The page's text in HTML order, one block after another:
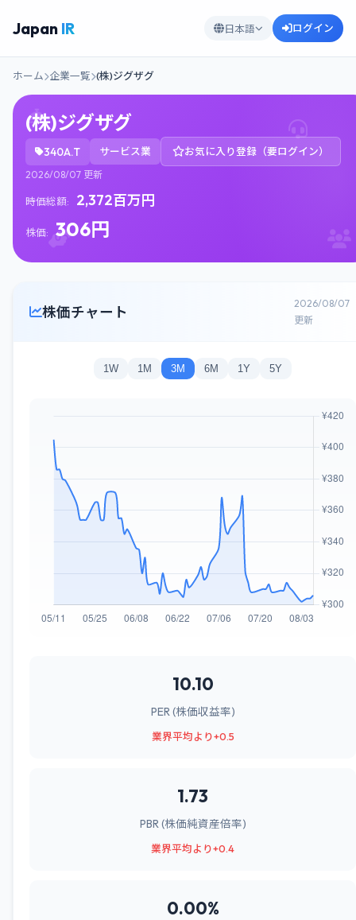
Japan IR 日本語 ログイン
ホーム 企業一覧 (株)ジグザグ
(株)ジグザグ
340A.T サービス業 お気に入り登録（要ログイン）
2026/08/07 更新
時価総額: 2,372百万円
株価: 306円
株価チャート
2026/08/07
更新
1W 1M 3M 6M 1Y 5Y
10.10
PER (株価収益率)
業界平均より+0.5
1.73
PBR (株価純資産倍率)
業界平均より+0.4
0.00%